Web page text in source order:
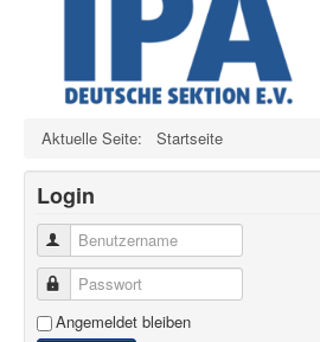
Aktuelle Seite: Startseite
Login
Benutzername
Passwort
Angemeldet bleiben